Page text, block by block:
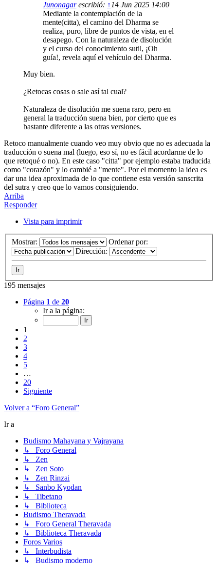
Junonagarescribió: ↑ 14 Jun 2025 14:00
Mediante la contemplación de la
mente(citta), el camino del Dharma se
realiza, puro, libre de puntos de vista, en el
desapego. Con la naturaleza de disolución
y el curso del conocimiento sutil, ¡Oh
guía!, revela aquí el vehículo del Dharma.
Muy bien.
¿Retocas cosas o sale así tal cual?
Naturaleza de disolución me suena raro, pero en
general la traducción suena bien, por cierto que es
bastante diferente a las otras versiones.
Retoco manualmente cuando veo muy obvio que no es adecuada la
traducción o suena mal (luego, eso sí, no es fácil acordarme de lo
que retoqué o no). En este caso "citta" por ejemplo estaba traducida
como "corazón" y lo cambié a "mente". Por el momento la idea es
dar una idea aproximada de lo que contiene esta versión sanscrita
del sutra y creo que lo vamos consiguiendo.
Arriba
Responder
Vista para imprimir
Mostrar:
Ordenar por:
Dirección:
195 mensajes
Página 1 de 20
Ir a la página:
1
2
3
4
5
…
20
Siguiente
Volver a “Foro General”
Ir a
Budismo Mahayana y Vajrayana
↳ Foro General
↳ Zen
↳ Zen Soto
↳ Zen Rinzai
↳ Sanbo Kyodan
↳ Tibetano
↳ Biblioteca
Budismo Theravada
↳ Foro General Theravada
↳ Biblioteca Theravada
Foros Varios
↳ Interbudista
↳ Budismo moderno